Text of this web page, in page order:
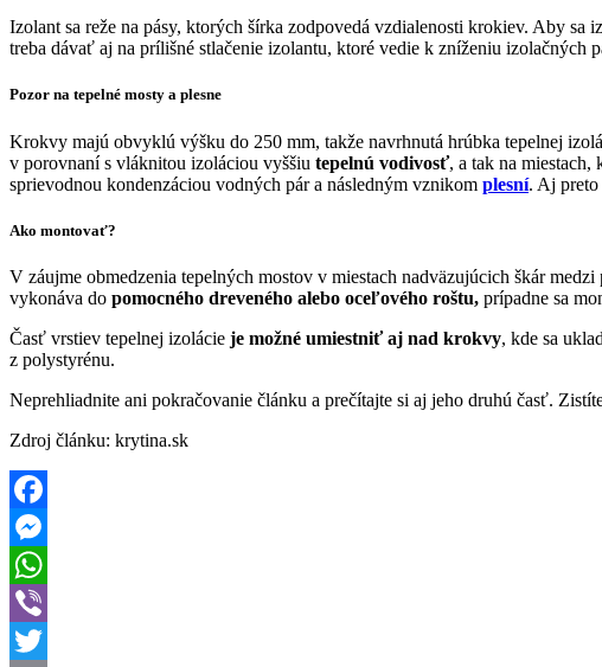
Izolant sa reže na pásy, ktorých šírka zodpovedá vzdialenosti krokiev. Aby
treba dávať aj na prílišné stlačenie izolantu, ktoré vedie k zníženiu izolačných
Pozor na tepelné mosty a plesne
Krokvy majú obvyklú výšku do 250 mm, takže navrhnutá hrúbka tepelnej
v porovnaní s vláknitou izoláciou vyššiu tepelnú vodivosť, a tak na
sprievodnou kondenzáciou vodných pár a následným vznikom plesní. Aj preto
Ako montovať?
V záujme obmedzenia tepelných mostov v miestach nadväzujúcich škár
vykonáva do pomocného dreveného alebo oceľového roštu, prípadne sa
Časť vrstiev tepelnej izolácie je možné umiestniť aj nad krokvy, kde sa
z polystyrénu.
Neprehliadnite ani pokračovanie článku a prečítajte si aj jeho druhú časť.
Zdroj článku: krytina.sk
Facebook
Messenger
WhatsApp
Viber